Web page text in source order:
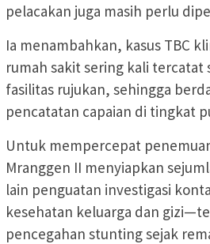
pelacakan juga masih perlu
Ia menambahkan, kasus TBC
rumah sakit sering kali tercatat
fasilitas rujukan, sehingga
pencatatan capaian di tingkat
Untuk mempercepat
Mranggen II menyiapkan
lain penguatan investigasi
kesehatan keluarga dan
pencegahan stunting sejak